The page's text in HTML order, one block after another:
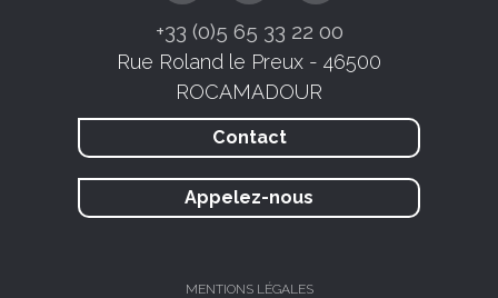
+33 (0)5 65 33 22 00
Rue Roland le Preux - 46500
ROCAMADOUR
Contact
Appelez-nous
MENTIONS LÉGALES